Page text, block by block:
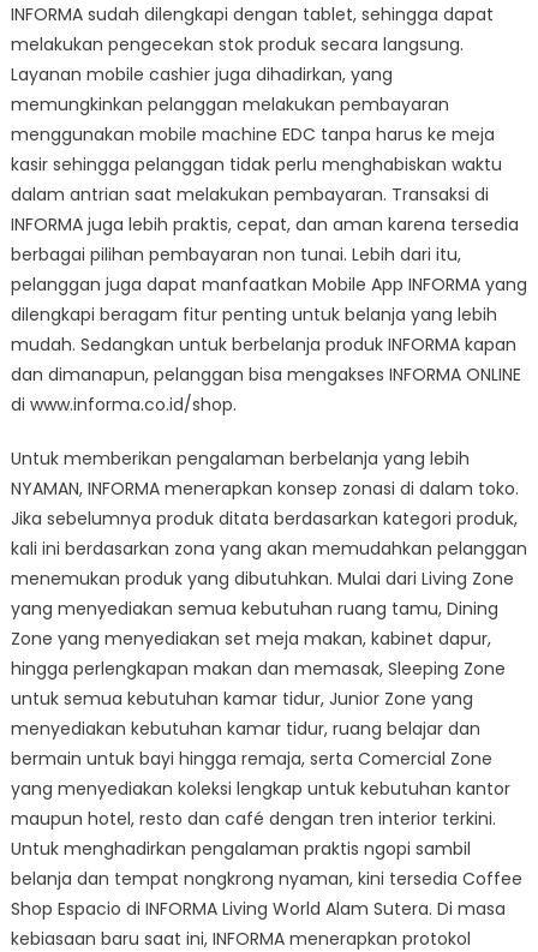
INFORMA sudah dilengkapi dengan tablet, sehingga dapat
melakukan pengecekan stok produk secara langsung.
Layanan mobile cashier juga dihadirkan, yang
memungkinkan pelanggan melakukan pembayaran
menggunakan mobile machine EDC tanpa harus ke meja
kasir sehingga pelanggan tidak perlu menghabiskan waktu
dalam antrian saat melakukan pembayaran. Transaksi di
INFORMA juga lebih praktis, cepat, dan aman karena tersedia
berbagai pilihan pembayaran non tunai. Lebih dari itu,
pelanggan juga dapat manfaatkan Mobile App INFORMA yang
dilengkapi beragam fitur penting untuk belanja yang lebih
mudah. Sedangkan untuk berbelanja produk INFORMA kapan
dan dimanapun, pelanggan bisa mengakses INFORMA ONLINE
di www.informa.co.id/shop.
Untuk memberikan pengalaman berbelanja yang lebih
NYAMAN, INFORMA menerapkan konsep zonasi di dalam toko.
Jika sebelumnya produk ditata berdasarkan kategori produk,
kali ini berdasarkan zona yang akan memudahkan pelanggan
menemukan produk yang dibutuhkan. Mulai dari Living Zone
yang menyediakan semua kebutuhan ruang tamu, Dining
Zone yang menyediakan set meja makan, kabinet dapur,
hingga perlengkapan makan dan memasak, Sleeping Zone
untuk semua kebutuhan kamar tidur, Junior Zone yang
menyediakan kebutuhan kamar tidur, ruang belajar dan
bermain untuk bayi hingga remaja, serta Comercial Zone
yang menyediakan koleksi lengkap untuk kebutuhan kantor
maupun hotel, resto dan café dengan tren interior terkini.
Untuk menghadirkan pengalaman praktis ngopi sambil
belanja dan tempat nongkrong nyaman, kini tersedia Coffee
Shop Espacio di INFORMA Living World Alam Sutera. Di masa
kebiasaan baru saat ini, INFORMA menerapkan protokol